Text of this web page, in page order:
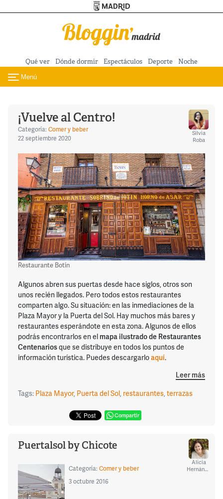
Pasar al contenido principal
Qué ver Dónde dormir Espectáculos Deporte Noche
Toggle navigation
Menú
¡Vuelve al Centro!
Categoría: Comer y beber
22 septiembre 2020
Silvia
Roba
Restaurante Botín
Algunos abren sus puertas desde hace siglos, otros son
unos recién llegados. Pero todos estos restaurantes
comparten algo. Su situación: en las inmediaciones de la
Plaza Mayor y la Puerta del Sol. Hay muchos más bares y
restaurantes esperándote en esta zona. Algunos de ellos
podrás encontrarlos en el mapa ilustrado de Restaurantes
Centenariosque se distribuye en todos los puntos de
información turística. Puedes descargarloaquí.
Leer más
Tags: Plaza Mayor, Puerta del Sol, restaurantes,terrazas
Compartir
Puertalsol by Chicote
Alicia
Hernández
Categoría: Comer y beber
3 octubre 2016